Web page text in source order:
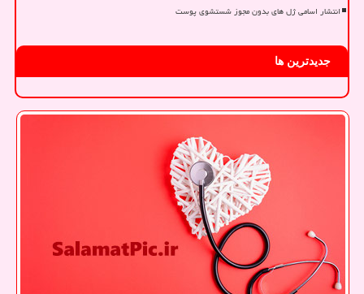
انتشار اسامی ژل های بدون مجوز شستشوی پوست
جدیدترین ها